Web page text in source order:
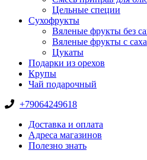
Цельные специи
Сухофрукты
Вяленые фрукты без
Вяленые фрукты с
Цукаты
Подарки из орехов
Крупы
Чай подарочный
+79064249618
Доставка и оплата
Адреса магазинов
Полезно знать